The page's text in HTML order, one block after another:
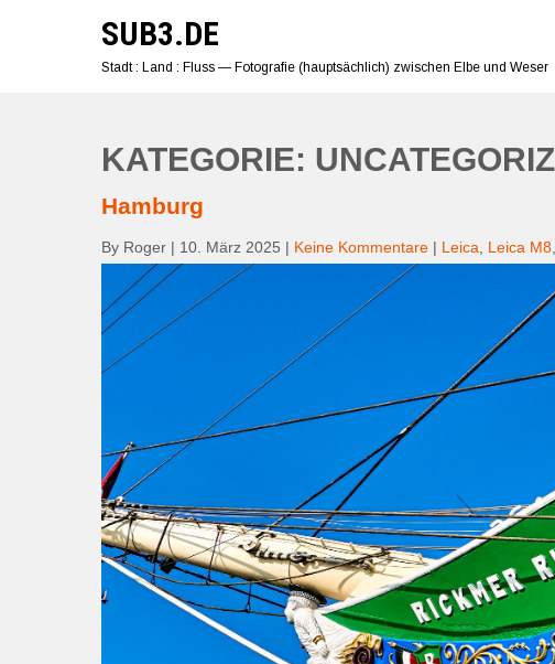
SUB3.DE
Stadt : Land : Fluss — Fotografie (hauptsächlich) zwischen Elbe und Weser
KATEGORIE:
Hamburg
By Roger | 10. März 2025 | Keine Kommentare | Leica Leica M8